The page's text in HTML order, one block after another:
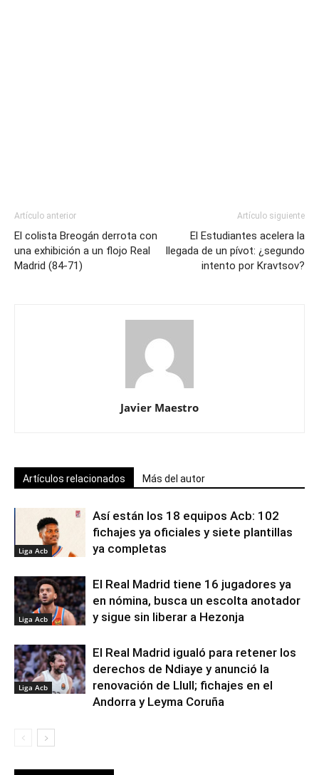
Artículo anterior
El colista Breogán derrota con
una exhibición a un flojo Real
Madrid (84-71)
Artículo siguiente
El Estudiantes acelera la
llegada de un pívot: ¿segundo
intento por Kravtsov?
Javier Maestro
Artículos relacionados Más del autor
Liga Acb
Así están los 18 equipos Acb: 102
fichajes ya oficiales y siete plantillas
ya completas
Liga Acb
El Real Madrid tiene 16 jugadores ya
en nómina, busca un escolta anotador
y sigue sin liberar a Hezonja
Liga Acb
El Real Madrid igualó para retener los
derechos de Ndiaye y anunció la
renovación de Llull; fichajes en el
Andorra y Leyma Coruña